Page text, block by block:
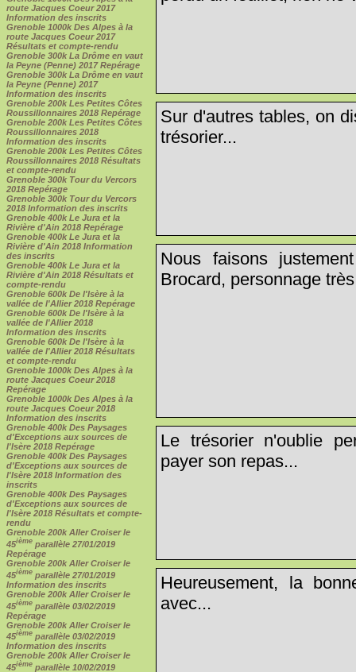
route Jacques Coeur 2017
Information des inscrits
Grenoble 1000k Des Alpes à la
route Jacques Coeur 2017
Résultats et compte-rendu
Grenoble 300k La Drôme en vaut
la Peyne (Penne) 2017 Repérage
Grenoble 300k La Drôme en vaut
la Peyne (Penne) 2017
Information des inscrits
Grenoble 200k Les Petites Côtes
Roussillonnaires 2018 Repérage
Grenoble 200k Les Petites Côtes
Roussillonnaires 2018
Information des inscrits
Grenoble 200k Les Petites Côtes
Roussillonnaires 2018 Résultats
et compte-rendu
Grenoble 300k Tour du Vercors
2018 Repérage
Grenoble 300k Tour du Vercors
2018 Information des inscrits
Grenoble 400k Le Jura et la
Rivière d'Ain 2018 Repérage
Grenoble 400k Le Jura et la
Rivière d'Ain 2018 Information
des inscrits
Grenoble 400k Le Jura et la
Rivière d'Ain 2018 Résultats et
compte-rendu
Grenoble 600k De l'Isère à la
vallée de l'Allier 2018 Repérage
Grenoble 600k De l'Isère à la
vallée de l'Allier 2018
Information des inscrits
Grenoble 600k De l'Isère à la
vallée de l'Allier 2018 Résultats
et compte-rendu
Grenoble 1000k Des Alpes à la
route Jacques Coeur 2018
Repérage
Grenoble 1000k Des Alpes à la
route Jacques Coeur 2018
Information des inscrits
Grenoble 400k Des Paysages
d'Exceptions aux sources de
l'Isère 2018 Repérage
Grenoble 400k Des Paysages
d'Exceptions aux sources de
l'Isère 2018 Information des
inscrits
Grenoble 400k Des Paysages
d'Exceptions aux sources de
l'Isère 2018 Résultats et compte-
rendu
Grenoble 200k Aller Croiser le
45ième parallèle 27/01/2019
Repérage
Grenoble 200k Aller Croiser le
45ième parallèle 27/01/2019
Information des inscrits
Grenoble 200k Aller Croiser le
45ième parallèle 03/02/2019
Repérage
Grenoble 200k Aller Croiser le
45ième parallèle 03/02/2019
Information des inscrits
Grenoble 200k Aller Croiser le
45ième parallèle 10/02/2019
Sur d'autres tables, on
trésorier...
Nous faisons
Brocard, personnage
Le trésorier n'oublie
payer son repas...
Heureusement, la
avec...